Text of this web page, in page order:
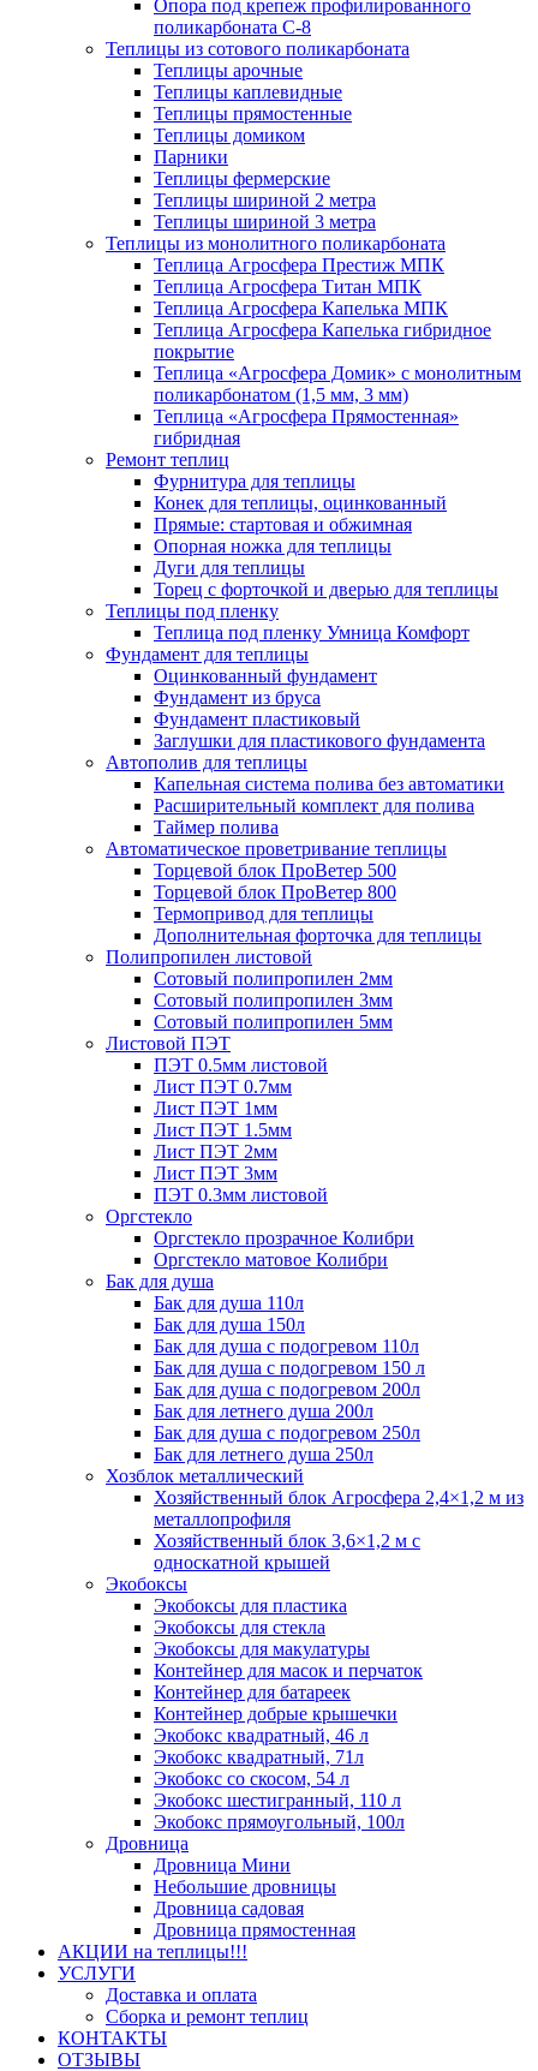
Опора под крепеж профилированного
поликарбоната С-8
Теплицы из сотового поликарбоната
Теплицы арочные
Теплицы каплевидные
Теплицы прямостенные
Теплицы домиком
Парники
Теплицы фермерские
Теплицы шириной 2 метра
Теплицы шириной 3 метра
Теплицы из монолитного поликарбоната
Теплица Агросфера Престиж МПК
Теплица Агросфера Титан МПК
Теплица Агросфера Капелька МПК
Теплица Агросфера Капелька гибридное
покрытие
Теплица «Агросфера Домик» с монолитным
поликарбонатом (1,5 мм, 3 мм)
Теплица «Агросфера Прямостенная»
гибридная
Ремонт теплиц
Фурнитура для теплицы
Конек для теплицы, оцинкованный
Прямые: стартовая и обжимная
Опорная ножка для теплицы
Дуги для теплицы
Торец с форточкой и дверью для теплицы
Теплицы под пленку
Теплица под пленку Умница Комфорт
Фундамент для теплицы
Оцинкованный фундамент
Фундамент из бруса
Фундамент пластиковый
Заглушки для пластикового фундамента
Автополив для теплицы
Капельная система полива без автоматики
Расширительный комплект для полива
Таймер полива
Автоматическое проветривание теплицы
Торцевой блок ПроВетер 500
Торцевой блок ПроВетер 800
Термопривод для теплицы
Дополнительная форточка для теплицы
Полипропилен листовой
Сотовый полипропилен 2мм
Сотовый полипропилен 3мм
Сотовый полипропилен 5мм
Листовой ПЭТ
ПЭТ 0.5мм листовой
Лист ПЭТ 0.7мм
Лист ПЭТ 1мм
Лист ПЭТ 1.5мм
Лист ПЭТ 2мм
Лист ПЭТ 3мм
ПЭТ 0.3мм листовой
Оргстекло
Оргстекло прозрачное Колибри
Оргстекло матовое Колибри
Бак для душа
Бак для душа 110л
Бак для душа 150л
Бак для душа с подогревом 110л
Бак для душа с подогревом 150 л
Бак для душа с подогревом 200л
Бак для летнего душа 200л
Бак для душа с подогревом 250л
Бак для летнего душа 250л
Хозблок металлический
Хозяйственный блок Агросфера 2,4×1,2 м из
металлопрофиля
Хозяйственный блок 3,6×1,2 м с
односкатной крышей
Экобоксы
Экобоксы для пластика
Экобоксы для стекла
Экобоксы для макулатуры
Контейнер для масок и перчаток
Контейнер для батареек
Контейнер добрые крышечки
Экобокс квадратный, 46 л
Экобокс квадратный, 71л
Экобокс со скосом, 54 л
Экобокс шестигранный, 110 л
Экобокс прямоугольный, 100л
Дровница
Дровница Мини
Небольшие дровницы
Дровница садовая
Дровница прямостенная
АКЦИИ на теплицы!!!
УСЛУГИ
Доставка и оплата
Сборка и ремонт теплиц
КОНТАКТЫ
ОТЗЫВЫ